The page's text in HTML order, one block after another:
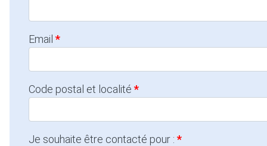
Email
Code postal et localité
Je souhaite être contacté pour :